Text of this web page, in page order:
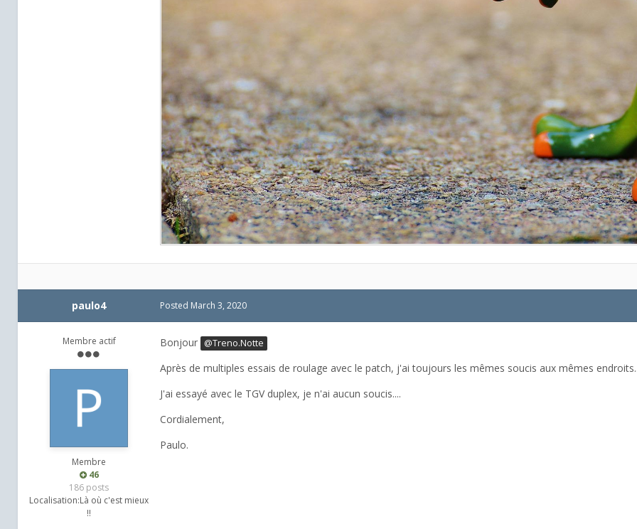
paulo4
Membre actif
Membre
46
186 posts
Localisation:Là où c'est mieux
!!
Posted March 3, 2020
Bonjour @Treno.Notte
Après de multiples essais de roulage avec le patch, j'ai toujours les mêmes soucis aux mêmes
J'ai essayé avec le TGV duplex, je n'ai aucun soucis....
Cordialement,
Paulo.